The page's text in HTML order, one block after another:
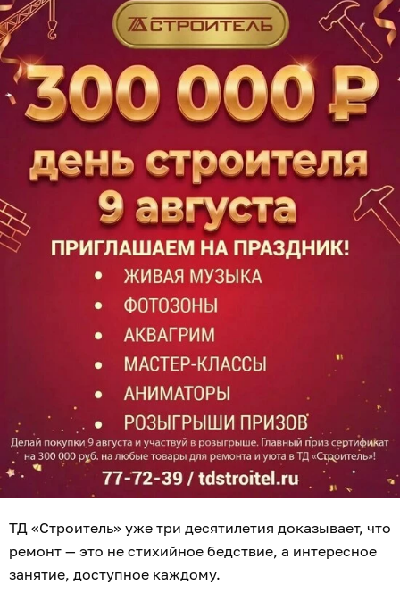
ТД «Строитель» уже три десятилетия доказывает, что
ремонт — это не стихийное бедствие, а интересное
занятие, доступное каждому.